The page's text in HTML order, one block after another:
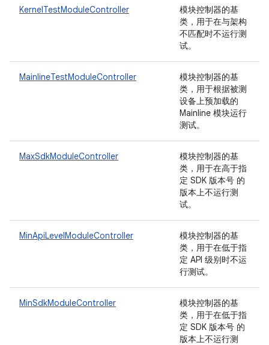
KernelTestModuleController
模块控制器的基
类，用于在与架构
不匹配时不运行测
试。
MainlineTestModuleController
模块控制器的基
类，用于根据被测
设备上预加载的
Mainline 模块运行
测试。
MaxSdkModuleController
模块控制器的基
类，用于在高于指
定 SDK 版本号 的
版本上不运行测
试。
MinApiLevelModuleController
模块控制器的基
类，用于在低于指
定 API 级别时不运
行测试。
MinSdkModuleController
模块控制器的基
类，用于在低于指
定 SDK 版本号 的
版本上不运行测